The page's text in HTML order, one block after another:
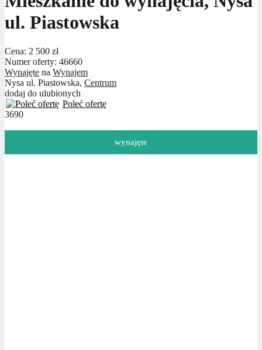
ul. Piastowska
Cena: 2 500 zł
Numer oferty: 46660
Wynajęte na Wynajem
Nysa ul. Piastowska, Centrum
dodaj do ulubionych
Poleć ofertę
3690
wynajęte